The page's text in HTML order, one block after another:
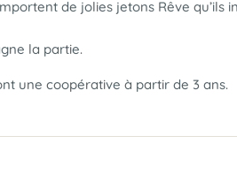
de jolies jetons Rêve
la partie.
une coopérative à partir de 3 ans.